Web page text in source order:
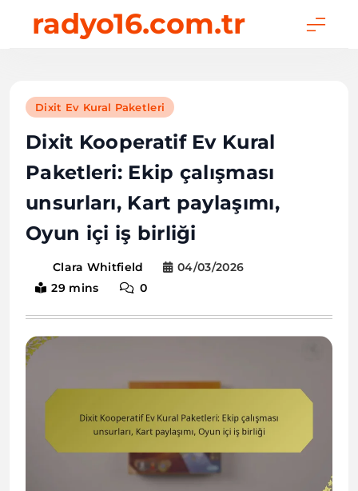
radyo16.com.tr
Dixit Ev Kural Paketleri
Dixit Kooperatif Ev Kural
Paketleri: Ekip çalışması
unsurları, Kart paylaşımı,
Oyun içi iş birliği
Clara Whitfield
04/03/2026
29 mins
0